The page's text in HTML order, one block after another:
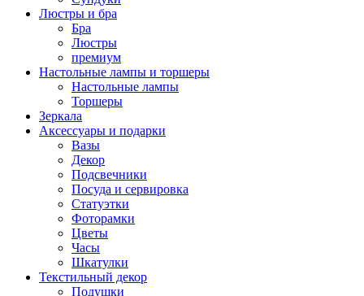
Люстры и бра
Бра
Люстры
премиум
Настольные лампы и торшеры
Настольные лампы
Торшеры
Зеркала
Аксессуары и подарки
Вазы
Декор
Подсвечники
Посуда и сервировка
Статуэтки
Фоторамки
Цветы
Часы
Шкатулки
Текстильный декор
Подушки